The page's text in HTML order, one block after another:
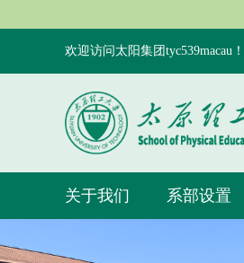
欢迎访问太阳集团tyc539macau！
关于我们 系部设置